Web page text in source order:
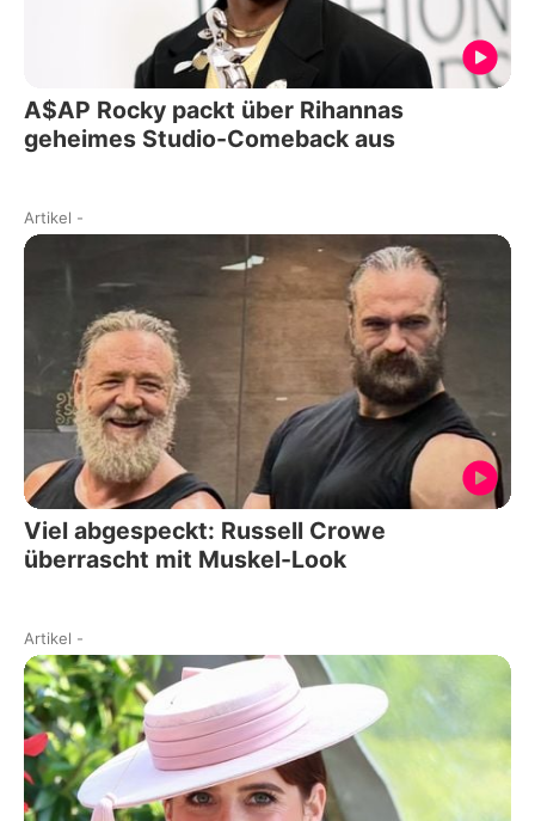
A$AP Rocky packt über Rihannas
geheimes Studio-Comeback aus
Artikel -
Viel abgespeckt: Russell Crowe
überrascht mit Muskel-Look
Artikel -